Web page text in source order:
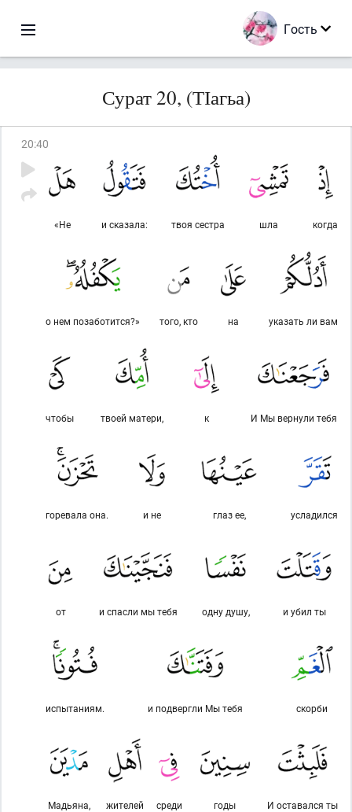
Гость
Сурат 20, (ТІагьа)
20:40
когда
шла
твоя сестра
и сказала:
«Не
указать ли вам
на
того, кто
о нем позаботится?»
И Мы вернули тебя
к
твоей матери,
чтобы
усладился
глаз ее,
и не
горевала она.
и убил ты
одну душу,
и спасли мы тебя
от
скорби
и подвергли Мы тебя
испытаниям.
И оставался ты
годы
среди
жителей
Мадьяна,